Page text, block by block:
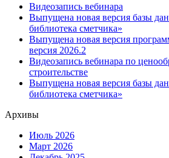
Видеозапись вебинара
Выпущена новая версия базы
библиотека сметчика»
Выпущена новая версия
версия 2026.2
Видеозапись вебинара по
строительстве
Выпущена новая версия базы
библиотека сметчика»
Архивы
Июль 2026
Март 2026